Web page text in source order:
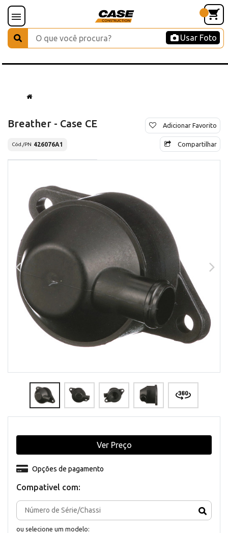
Usar Foto
Breather - Case CE
Cód./PN 426076A1
Adicionar Favorito
Compartilhar
Compativel com:
ou selecione um modelo:
Opções de pagamento
Ver Preço